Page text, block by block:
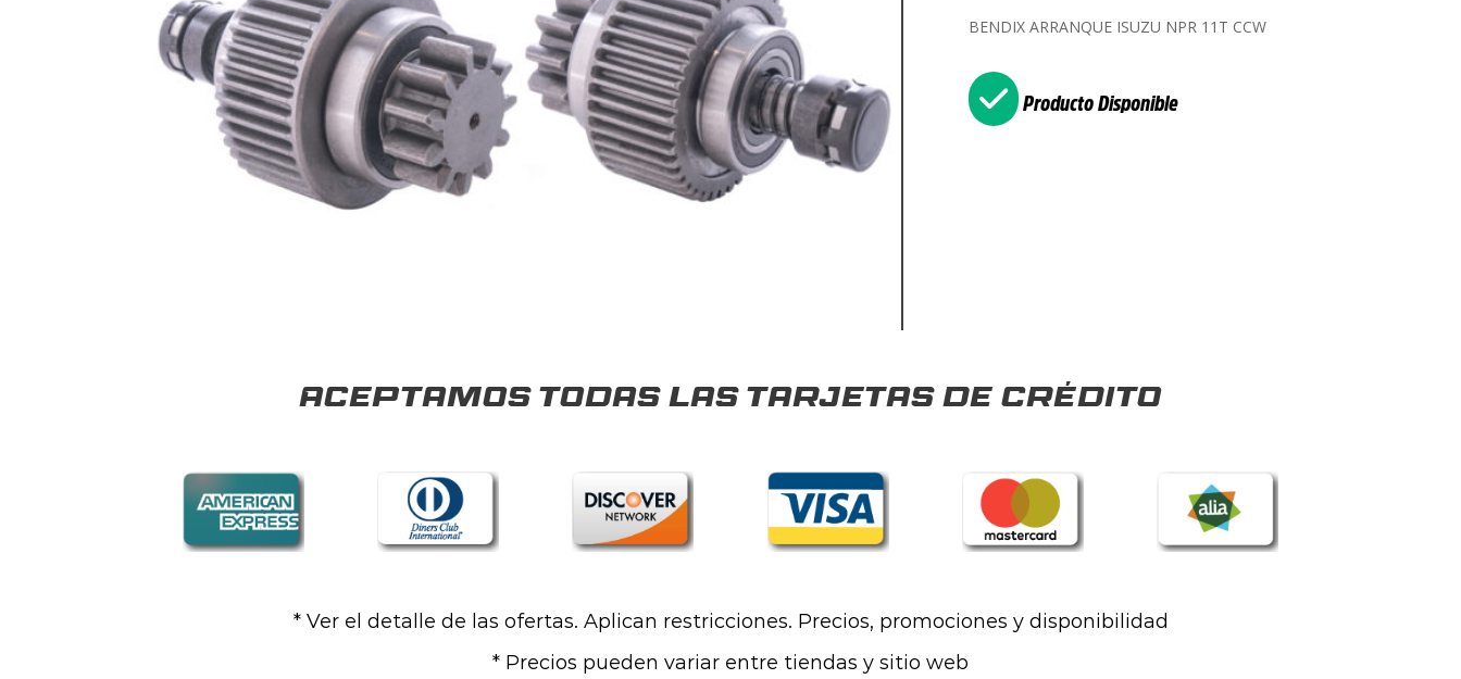
BENDIX ARRANQUE ISUZU NPR 11T CCW
Producto Disponible
Aceptamos todas las tarjetas de crédito
* Ver el detalle de las ofertas. Aplican restricciones. Precios, promociones y disponibilidad
* Precios pueden variar entre tiendas y sitio web